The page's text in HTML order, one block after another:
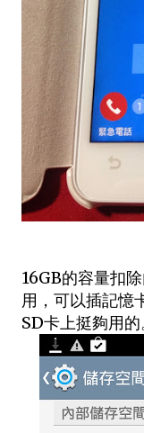
16GB的容量扣
用，可以插記憶
SD卡上挺夠用的